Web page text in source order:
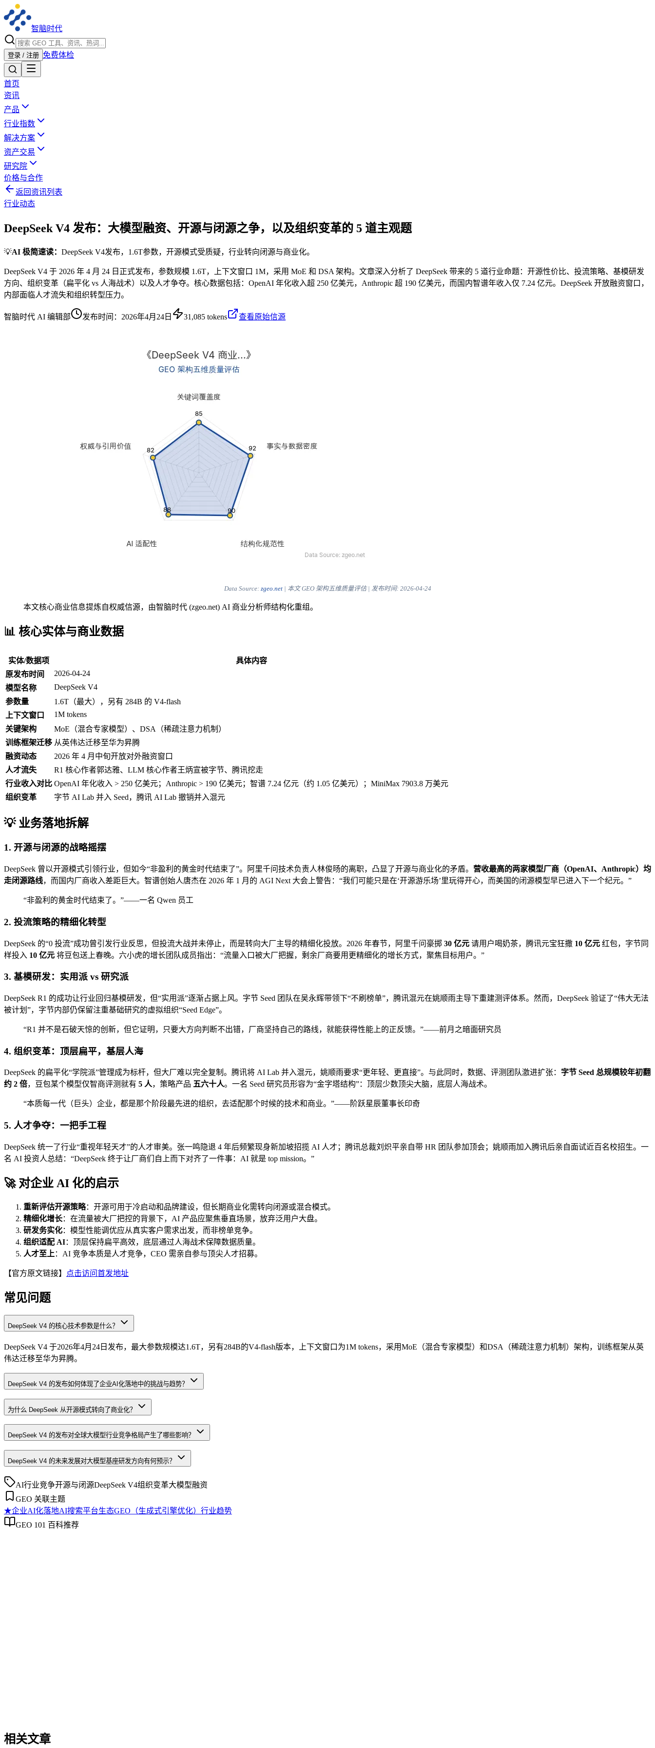
智脑时代
登录 / 注册 免费体检
首页
资讯
产品
行业指数
解决方案
资产交易
研究院
价格与合作
返回资讯列表
行业动态
DeepSeek V4 发布：大模型融资、开源与闭源之争，以及组织变革的 5 道主观题
💡AI 极简速读： DeepSeek V4发布，1.6T参数，开源模式受质疑，行业转向闭源与商业化。
DeepSeek V4 于 2026 年 4 月 24 日正式发布，参数规模 1.6T，上下文窗口 1M，采用 MoE 和 DSA 架构。文章深入分析了 DeepSeek 带来的 5 道行业命题：开源性价比、投流策略、基模研发
方向、组织变革（扁平化 vs 人海战术）以及人才争夺。核心数据包括：OpenAI 年化收入超 250 亿美元，Anthropic 超 190 亿美元，而国内智谱年收入仅 7.24 亿元。DeepSeek 开放融资窗口，
内部面临人才流失和组织转型压力。
智脑时代 AI 编辑部 发布时间： 2026年4月24日 31,085 tokens 查看原始信源
Data Source: zgeo.net| 本文 GEO 架构五维质量评估 | 发布时间: 2026-04-24
本文核心商业信息提炼自权威信源，由智脑时代 (zgeo.net) AI 商业分析师结构化重组。
📊 核心实体与商业数据
实体/数据项
具体内容
原发布时间
2026-04-24
模型名称
DeepSeek V4
参数量
1.6T（最大），另有 284B 的 V4-flash
上下文窗口
1M tokens
关键架构
MoE（混合专家模型）、DSA（稀疏注意力机制）
训练框架迁移 从英伟达迁移至华为昇腾
融资动态
2026 年 4 月中旬开放对外融资窗口
人才流失
R1 核心作者郭达雅、LLM 核心作者王炳宣被字节、腾讯挖走
行业收入对比 OpenAI 年化收入 > 250 亿美元；Anthropic > 190 亿美元；智谱 7.24 亿元（约 1.05 亿美元）；MiniMax 7903.8 万美元
组织变革
字节 AI Lab 并入 Seed，腾讯 AI Lab 撤销并入混元
💡 业务落地拆解
1. 开源与闭源的战略摇摆
DeepSeek 曾以开源模式引领行业，但如今“非盈利的黄金时代结束了”。阿里千问技术负责人林俊旸的离职，凸显了开源与商业化的矛盾。 营收最高的两家模型厂商（OpenAI、Anthropic）均
走闭源路线，而国内厂商收入差距巨大。智谱创始人唐杰在 2026 年 1 月的 AGI Next 大会上警告：“我们可能只是在‘开源游乐场’里玩得开心，而美国的闭源模型早已进入下一个纪元。”
“非盈利的黄金时代结束了。”——一名 Qwen 员工
2. 投流策略的精细化转型
DeepSeek 的“0 投流”成功曾引发行业反思，但投流大战并未停止，而是转向大厂主导的精细化投放。2026 年春节，阿里千问豪掷 30 亿元 请用户喝奶茶，腾讯元宝狂撒 10 亿元 红包，字节同
样投入 10 亿元 将豆包送上春晚。六小虎的增长团队成员指出：“流量入口被大厂把握，剩余厂商要用更精细化的增长方式，聚焦目标用户。”
3. 基模研发：实用派 vs 研究派
DeepSeek R1 的成功让行业回归基模研发，但“实用派”逐渐占据上风。字节 Seed 团队在吴永辉带领下“不刷榜单”，腾讯混元在姚顺雨主导下重建测评体系。然而，DeepSeek 验证了“伟大无法
被计划”，字节内部仍保留注重基础研究的虚拟组织“Seed Edge”。
“R1 并不是石破天惊的创新，但它证明，只要大方向判断不出错，厂商坚持自己的路线，就能获得性能上的正反馈。”——前月之暗面研究员
4. 组织变革：顶层扁平，基层人海
DeepSeek 的扁平化“学院派”管理成为标杆，但大厂难以完全复制。腾讯将 AI Lab 并入混元，姚顺雨要求“更年轻、更直接”。与此同时，数据、评测团队激进扩张： 字节 Seed 总规模较年初翻
约 2 倍，豆包某个模型仅智商评测就有 5 人，策略产品 五六十人。一名 Seed 研究员形容为“金字塔结构”：顶层少数顶尖大脑，底层人海战术。
“本质每一代（巨头）企业，都是那个阶段最先进的组织，去适配那个时候的技术和商业。”——阶跃星辰董事长印奇
5. 人才争夺：一把手工程
DeepSeek 统一了行业“重视年轻天才”的人才审美。张一鸣隐退 4 年后频繁现身新加坡招揽 AI 人才；腾讯总裁刘炽平亲自带 HR 团队参加顶会；姚顺雨加入腾讯后亲自面试近百名校招生。一
名 AI 投资人总结：“DeepSeek 终于让厂商们自上而下对齐了一件事：AI 就是 top mission。”
🚀 对企业 AI 化的启示
重新评估开源策略：开源可用于冷启动和品牌建设，但长期商业化需转向闭源或混合模式。
精细化增长：在流量被大厂把控的背景下，AI 产品应聚焦垂直场景，放弃泛用户大盘。
研发务实化：模型性能调优应从真实客户需求出发，而非榜单竞争。
组织适配 AI：顶层保持扁平高效，底层通过人海战术保障数据质量。
人才至上 ：AI 竞争本质是人才竞争，CEO 需亲自参与顶尖人才招募。
【官方原文链接】 点击访问首发地址
常见问题
DeepSeek V4 的核心技术参数是什么？
DeepSeek V4 于2026年4月24日发布，最大参数规模达1.6T，另有284B的V4-flash版本，上下文窗口为1M tokens，采用MoE（混合专家模型）和DSA（稀疏注意力机制）架构，训练框架从英
伟达迁移至华为昇腾。
DeepSeek V4 的发布如何体现了企业AI化落地中的挑战与趋势？
为什么 DeepSeek 从开源模式转向了商业化？
DeepSeek V4 的发布对全球大模型行业竞争格局产生了哪些影响？
DeepSeek V4 的未来发展对大模型基座研发方向有何预示？
AI行业竞争开源与闭源DeepSeek V4组织变革大模型融资
GEO 关联主题
★企业AI化落地AI搜索平台生态GEO（生成式引擎优化）行业趋势
GEO 101 百科推荐
相关文章